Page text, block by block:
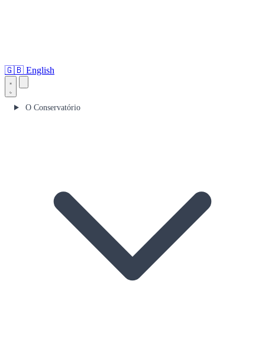
🇬🇧 English
O Conservatório